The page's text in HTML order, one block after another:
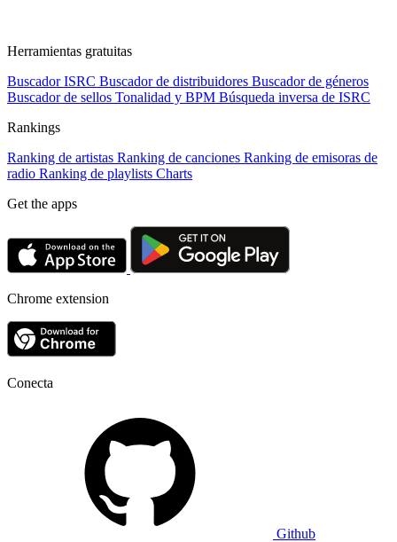
Herramientas gratuitas
Buscador ISRC Buscador de distribuidores Buscador de géneros
Buscador de sellos Tonalidad y BPM Búsqueda inversa de ISRC
Rankings
Ranking de artistas Ranking de canciones Ranking de emisoras de
radio Ranking de playlists Charts
Get the apps
Chrome extension
Conecta
Github